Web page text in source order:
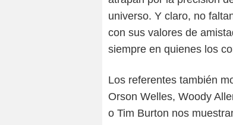
universo. Y claro, no
con sus valores de
siempre en quienes los
Los referentes también
Orson Welles, Woody
o Tim Burton nos